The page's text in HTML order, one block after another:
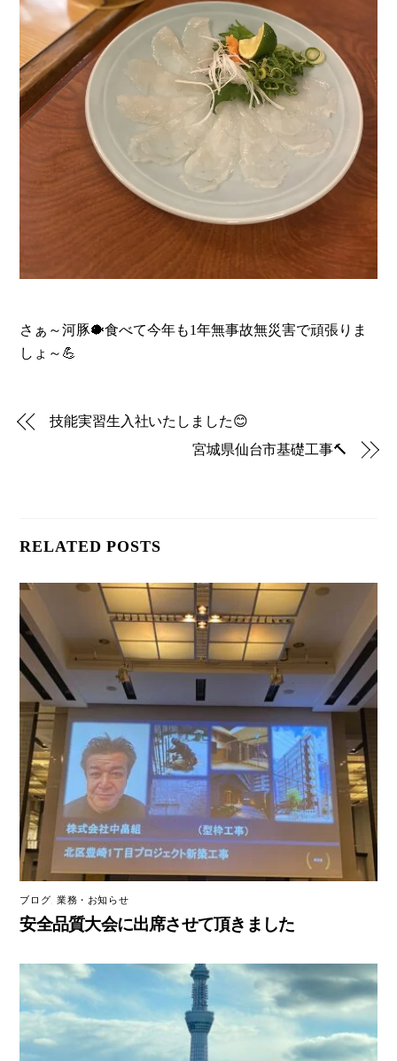
さぁ～河豚🐡食べて今年も1年無事故無災害で頑張りま
しょ～💪
技能実習生入社いたしました😊
宮城県仙台市基礎工事🔨
RELATED POSTS
ブログ ,業務・お知らせ
安全品質大会に出席させて頂きました